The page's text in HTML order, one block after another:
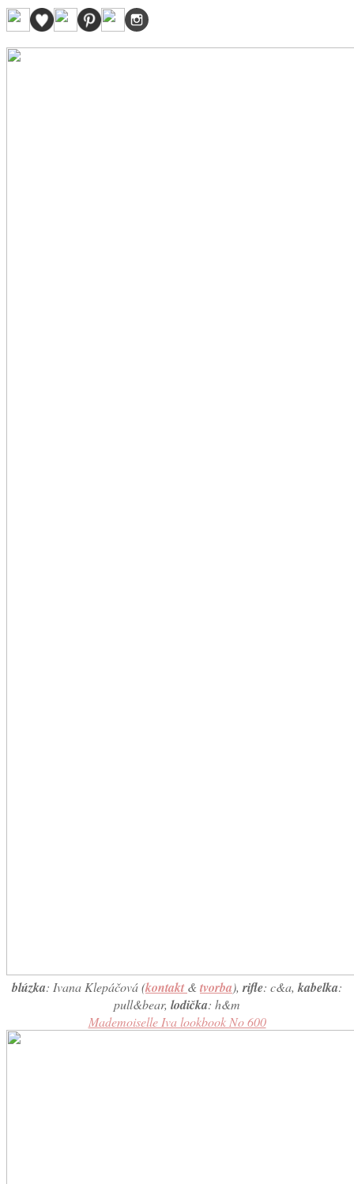
blúzka: Ivana Klepáčová (kontakt& tvorba), rifle: c&a, kabelka:
pull&bear, lodička: h&m
Mademoiselle Iva lookbook No 600